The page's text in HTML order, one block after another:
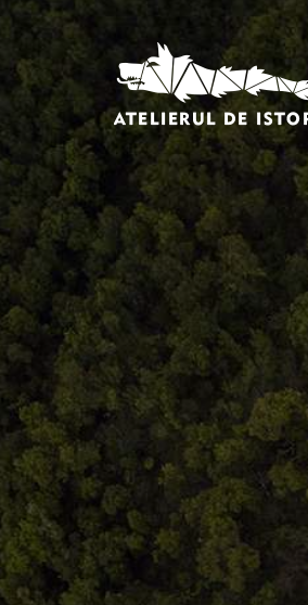
Comandă, plată, livrare
Întreținere produse
Facebook.com/atelieruldeistorie
Contact@atelieruldeistorie.ro
0748.884.543
Termeni și condiții
ANPC
Home Despre noi Produse
Termeni și condiții